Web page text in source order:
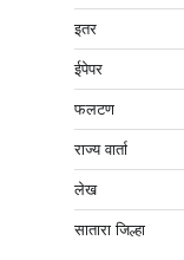
इतर
ईपेपर
फलटण
राज्य वार्ता
लेख
सातारा जिल्हा